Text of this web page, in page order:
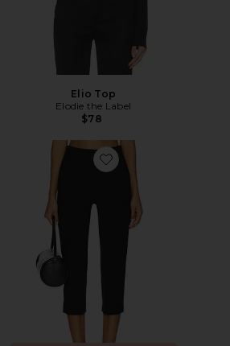
Elio Top
Elodie the Label
$78
Favorite Ivonne Capri Pants